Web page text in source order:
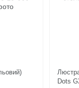
Dots